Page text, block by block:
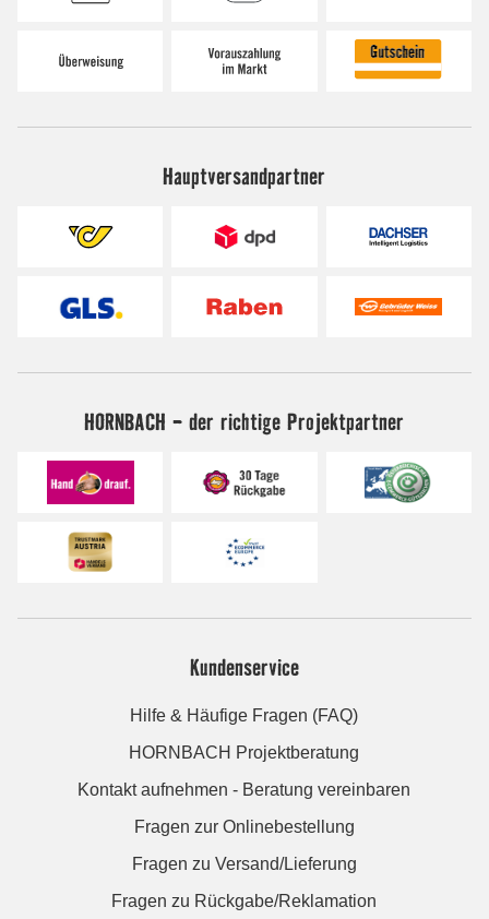
Hauptversandpartner
HORNBACH - der richtige Projektpartner
Kundenservice
Hilfe & Häufige Fragen (FAQ)
HORNBACH Projektberatung
Kontakt aufnehmen - Beratung vereinbaren
Fragen zur Onlinebestellung
Fragen zu Versand/Lieferung
Fragen zu Rückgabe/Reklamation